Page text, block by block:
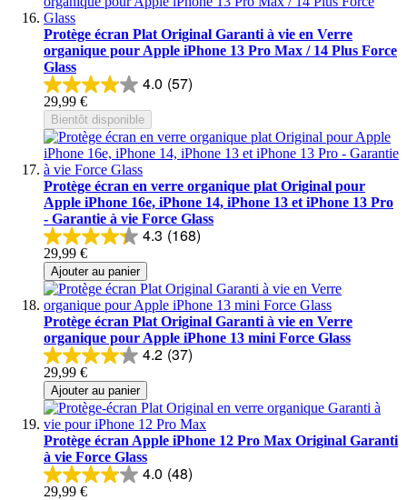
Protège écran Plat Original Garanti à vie en Verre
organique pour Apple iPhone 13 Pro Max / 14 Plus Force
Glass
4.0 (57)
29,99 €
Bientôt disponible
Protège écran en verre organique plat Original pour
Apple iPhone 16e, iPhone 14, iPhone 13 et iPhone 13 Pro
- Garantie à vie Force Glass
4.3 (168)
29,99 €
Ajouter au panier
Protège écran Plat Original Garanti à vie en Verre
organique pour Apple iPhone 13 mini Force Glass
4.2 (37)
29,99 €
Ajouter au panier
Protège écran Apple iPhone 12 Pro Max Original Garanti
à vie Force Glass
4.0 (48)
29,99 €